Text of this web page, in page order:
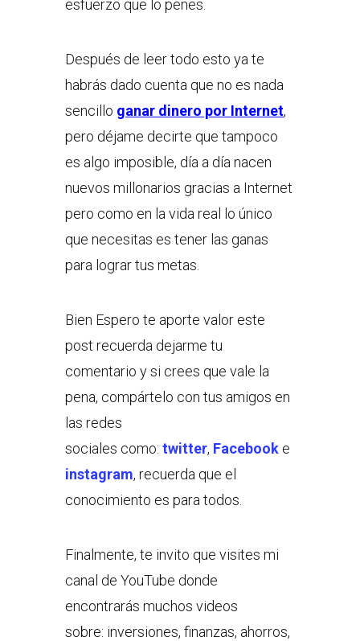
esfuerzo que lo penes.
Después de leer todo esto ya te
habrás dado cuenta que no es nada
sencillo ganar dinero por Internet,
pero déjame decirte que tampoco
es algo imposible, día a día nacen
nuevos millonarios gracias a Internet
pero como en la vida real lo único
que necesitas es tener las ganas
para lograr tus metas.
Bien Espero te aporte valor este
post recuerda dejarme tu
comentario y si crees que vale la
pena, compártelo con tus amigos en
las redes
sociales como: twitter, Facebook e
instagram, recuerda que el
conocimiento es para todos.
Finalmente, te invito que visites mi
canal de YouTube donde
encontrarás muchos videos
sobre: inversiones, finanzas, ahorros,